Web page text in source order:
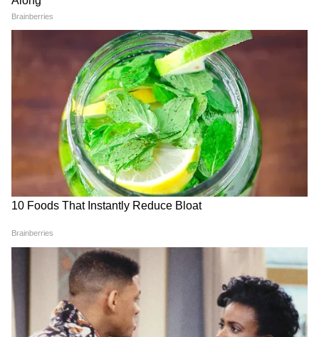
देर रात Rishabh Pant की इस शिकायत पर
CM Pushkar Dhami की पहली प्रतिक्रिया